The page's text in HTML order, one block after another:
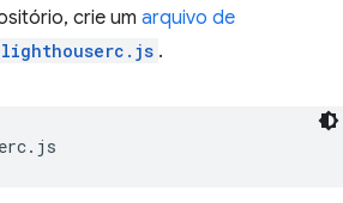
crie um arquivo de
lighthouserc.js .